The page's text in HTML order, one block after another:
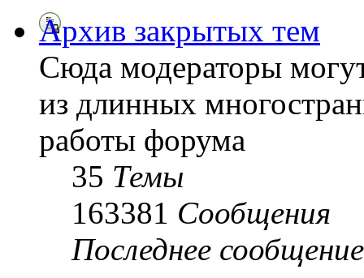
Архив закрытых тем
Сюда модераторы
из длинных
работы форума
35 Темы
163381 Сообщения
Последнее сообщение